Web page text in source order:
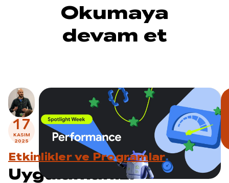
Okumaya
devam et
17
KASIM
2025
Etkinlikler ve Programlar
Uygulamanızı